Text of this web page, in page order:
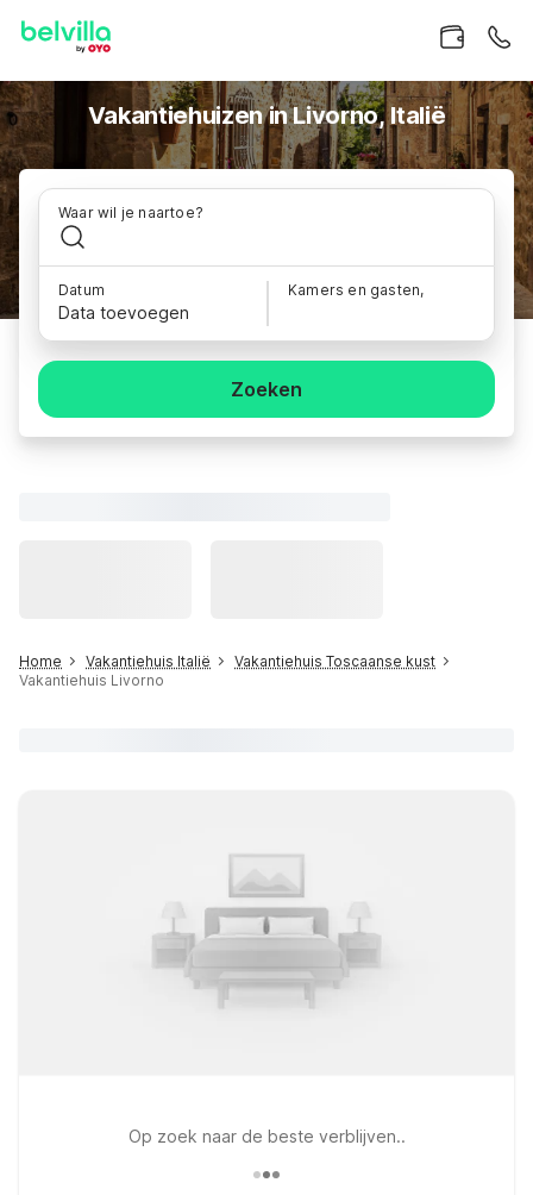
Vakantiehuizen in Livorno, Italië
Waar wil je naartoe?
Datum
Data toevoegen
Kamers en gasten,
Zoeken
Home Vakantiehuis Italië
Vakantiehuis Toscaanse kust
Vakantiehuis Livorno
Op zoek naar de beste verblijven..